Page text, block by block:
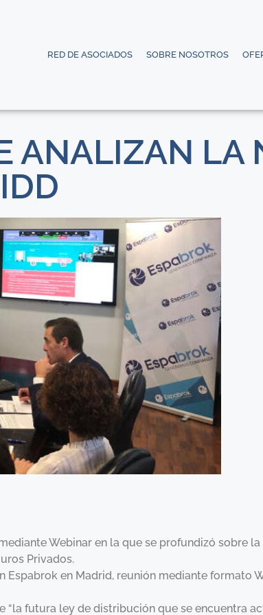
RED DE ASOCIADOS SOBRE NOSOTROS
ANALIZAN LA
Webinar en la que se profundizó sobre
Privados.
en Madrid, reunión mediante formato
“la futura ley de distribución que se encuentra